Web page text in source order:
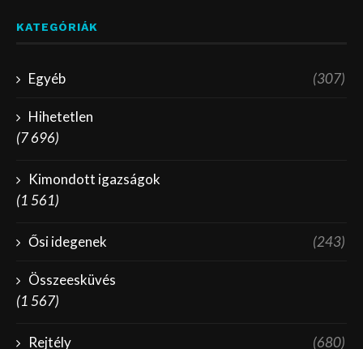
KATEGÓRIÁK
Egyéb (307)
Hihetetlen
(7 696)
Kimondott igazságok
(1 561)
Ősi idegenek (243)
Összeesküvés
(1 567)
Rejtély (680)